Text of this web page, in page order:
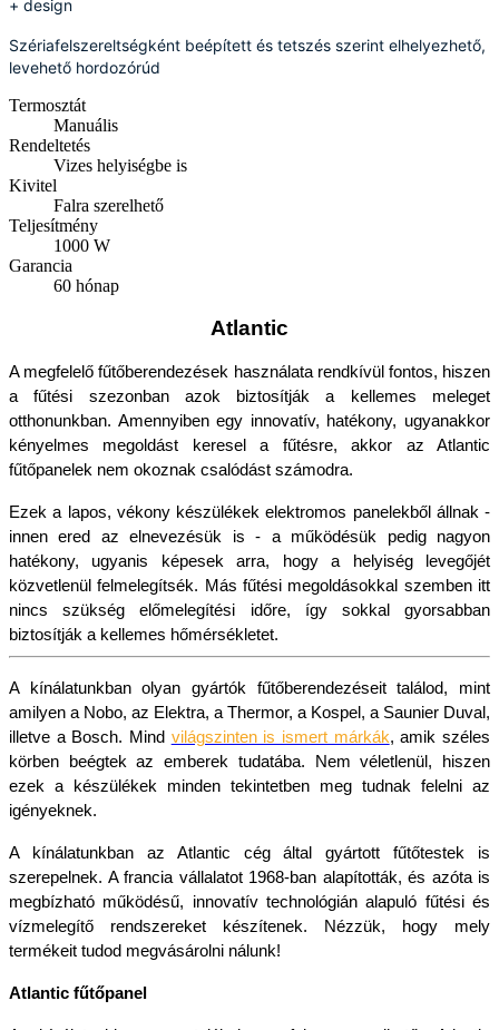
+ design
Szériafelszereltségként beépített és tetszés szerint elhelyezhető,
levehető hordozórúd
Termosztát
Manuális
Rendeltetés
Vizes helyiségbe is
Kivitel
Falra szerelhető
Teljesítmény
1000 W
Garancia
60 hónap
Atlantic
A megfelelő fűtőberendezések használata rendkívül fontos, hiszen
a fűtési szezonban azok biztosítják a kellemes meleget
otthonunkban. Amennyiben egy innovatív, hatékony, ugyanakkor
kényelmes megoldást keresel a fűtésre, akkor az Atlantic
fűtőpanelek nem okoznak csalódást számodra.
Ezek a lapos, vékony készülékek elektromos panelekből állnak -
innen ered az elnevezésük is - a működésük pedig nagyon
hatékony, ugyanis képesek arra, hogy a helyiség levegőjét
közvetlenül felmelegítsék. Más fűtési megoldásokkal szemben itt
nincs szükség előmelegítési időre, így sokkal gyorsabban
biztosítják a kellemes hőmérsékletet.
A kínálatunkban olyan gyártók fűtőberendezéseit találod, mint
amilyen a Nobo, az Elektra, a Thermor, a Kospel, a Saunier Duval,
illetve a Bosch. Mind világszinten is ismert márkák, amik széles
körben beégtek az emberek tudatába. Nem véletlenül, hiszen
ezek a készülékek minden tekintetben meg tudnak felelni az
igényeknek.
A kínálatunkban az Atlantic cég által gyártott fűtőtestek is
szerepelnek. A francia vállalatot 1968-ban alapították, és azóta is
megbízható működésű, innovatív technológián alapuló fűtési és
vízmelegítő rendszereket készítenek. Nézzük, hogy mely
termékeit tudod megvásárolni nálunk!
Atlantic fűtőpanel